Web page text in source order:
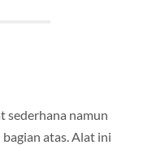
sederhana namun
atas. Alat ini